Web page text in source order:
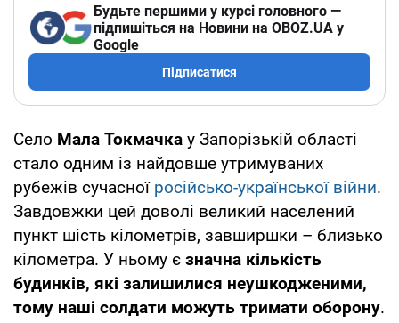
Будьте першими у курсі головного —
підпишіться на Новини на OBOZ.UA у
Google
Підписатися
Село Мала Токмачка у Запорізькій області
стало одним із найдовше утримуваних
рубежів сучасної російсько-української війни.
Завдовжки цей доволі великий населений
пункт шість кілометрів, завширшки – близько
кілометра. У ньому є значна кількість
будинків, які залишилися неушкодженими,
тому наші солдати можуть тримати оборону.